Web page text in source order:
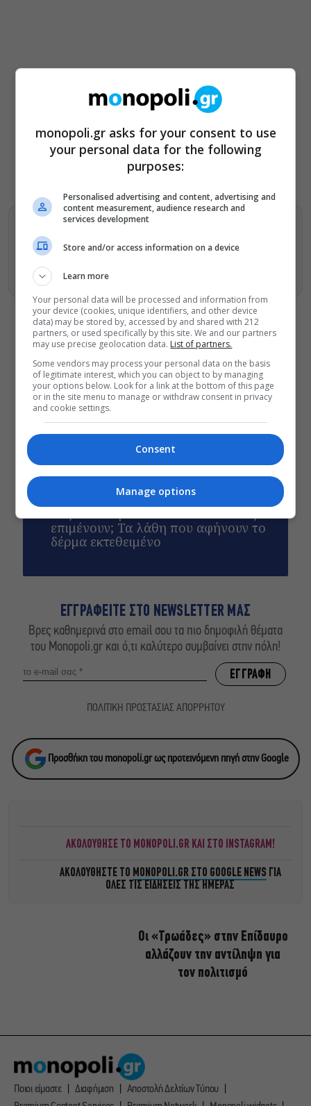
Βρείτε περισσότερα άρθρα μας στα αποτελέσματα
αναζητησης
ΔΕΙΤΕ ΕΠΙΣΗΣ
Ραντεβού στα Σινεμά #6: Κάρμεν, εκεί
όπου η γειτονιά δίνει σινεφίλ
ραντεβού
Πόρτο Γερμενό: Ξεκινούν οι αιτήσεις
αποζημίωσης για τους πυρόπληκτους
– Πάνω από 100 σπίτια
καταστράφηκαν
επιμένουν; Τα λάθη που αφήνουν το
δέρμα εκτεθειμένο
ΕΓΓΡΑΦΕΙΤΕ ΣΤΟ NEWSLETTER ΜΑΣ
Βρες καθημερινά στο email σου τα πιο δημοφιλή θέματα
του Monopoli.gr και ό,τι καλύτερο συμβαίνει στην πόλη!
ΠΟΛΙΤΙΚΗ ΠΡΟΣΤΑΣΙΑΣ ΑΠΟΡΡΗΤΟΥ
Προσθήκη του monopoli.gr ως προτεινόμενη πηγή στην Google
ΑΚΟΛΟΥΘΗΣΕ ΤΟ MONOPOLI.GR ΚΑΙ ΣΤΟ INSTAGRAM!
ΑΚΟΛΟΥΘΗΣΤΕ ΤΟ MONOPOLI.GR ΣΤΟ GOOGLE NEWS ΓΙΑ
ΟΛΕΣ ΤΙΣ ΕΙΔΗΣΕΙΣ ΤΗΣ ΗΜΕΡΑΣ
Οι «Τρωάδες» στην Επίδαυρο
αλλάζουν την αντίληψη για
τον πολιτισμό
Ποιοι είμαστε Διαφήμιση
Αποστολή Δελτίων Τύπου
monopoli.gr asks for your consent to use
your personal data for the following
purposes:
Personalised advertising and content, advertising and
content measurement, audience research and
services development
Store and/or access information on a device
Learn more
Your personal data will be processed and information from
your device (cookies, unique identifiers, and other device
data) may be stored by, accessed by and shared with 212
partners, or used specifically by this site. We and our partners
may use precise geolocation data. List of partners.
Some vendors may process your personal data on the basis
of legitimate interest, which you can object to by managing
your options below. Look for a link at the bottom of this page
or in the site menu to manage or withdraw consent in privacy
and cookie settings.
Consent
Manage options